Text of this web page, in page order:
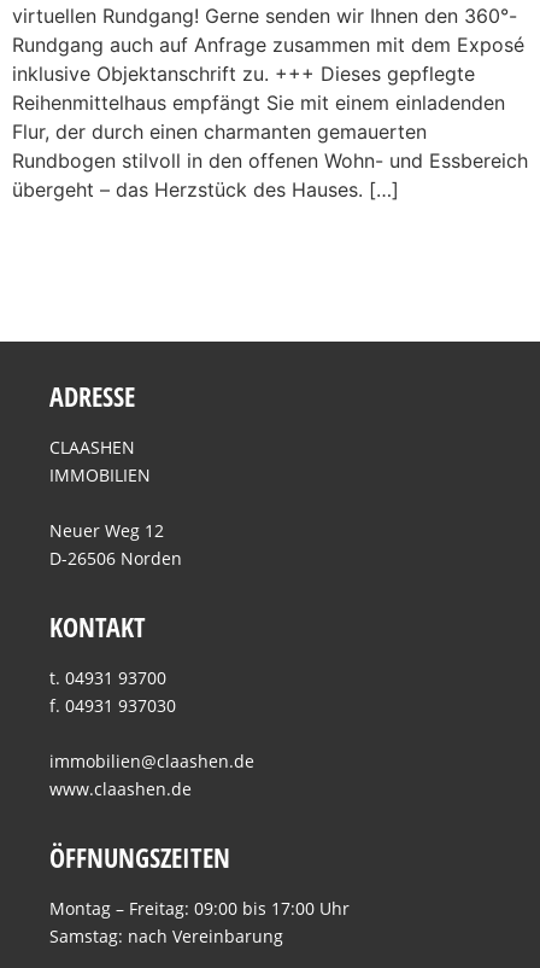
virtuellen Rundgang! Gerne senden wir Ihnen den 360°-
Rundgang auch auf Anfrage zusammen mit dem Exposé
inklusive Objektanschrift zu. +++ Dieses gepflegte
Reihenmittelhaus empfängt Sie mit einem einladenden
Flur, der durch einen charmanten gemauerten
Rundbogen stilvoll in den offenen Wohn- und Essbereich
übergeht – das Herzstück des Hauses. […]
ADRESSE
CLAASHEN
IMMOBILIEN
Neuer Weg 12
D-26506 Norden
KONTAKT
t. 04931 93700
f. 04931 937030
immobilien@claashen.de
www.claashen.de
ÖFFNUNGSZEITEN
Montag – Freitag: 09:00 bis 17:00 Uhr
Samstag: nach Vereinbarung